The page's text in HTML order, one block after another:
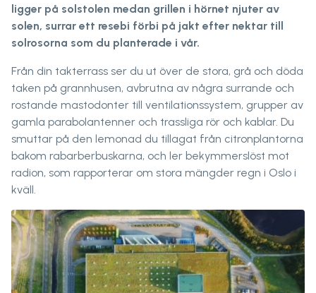
ligger på solstolen medan grillen i hörnet njuter av
solen, surrar ett resebi förbi på jakt efter nektar till
solrosorna som du planterade i vår.
Från din takterrass ser du ut över de stora, grå och döda
taken på grannhusen, avbrutna av några surrande och
rostande mastodonter till ventilationssystem, grupper av
gamla parabolantenner och trassliga rör och kablar. Du
smuttar på den lemonad du tillagat från citronplantorna
bakom rabarberbuskarna, och ler bekymmerslöst mot
radion, som rapporterar om stora mängder regn i Oslo i
kväll.